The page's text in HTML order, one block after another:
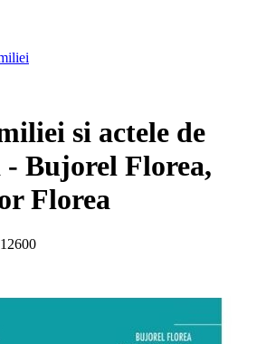
si actele de
- Bujorel Florea,
Florea